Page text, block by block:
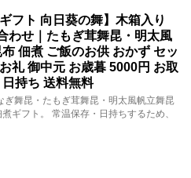
フト 向日葵の舞】木箱入り
わせ｜たもぎ茸舞昆・明太風
佃煮 ご飯のお供 おかず セッ
礼 御中元 お歳暮 5000円 お取
持ち 送料無料
ぎ舞昆・たもぎ茸舞昆・明太風帆立舞昆
ギフト。 常温保存・日持ちするため、